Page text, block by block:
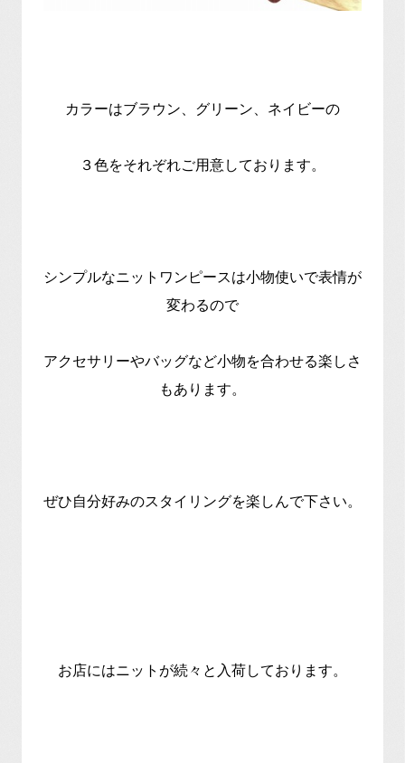
カラーはブラウン、グリーン、ネイビーの
３色をそれぞれご用意しております。
シンプルなニットワンピースは小物使いで表情が
変わるので
アクセサリーやバッグなど小物を合わせる楽しさ
もあります。
ぜひ自分好みのスタイリングを楽しんで下さい。
お店にはニットが続々と入荷しております。